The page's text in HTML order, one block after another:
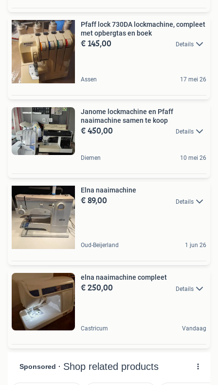
Pfaff lock 730DA lockmachine, compleet
met opbergtas en boek
€ 145,00 Details
Assen 17 mei 26
Janome lockmachine en Pfaff
naaimachine samen te koop
€ 450,00 Details
Diemen 10 mei 26
Elna naaimachine
€ 89,00 Details
Oud-Beijerland 1 jun 26
elna naaimachine compleet
€ 250,00 Details
Castricum Vandaag